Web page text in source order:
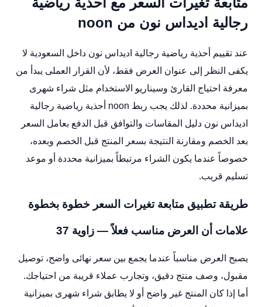
رجالية اديداس نون من noon
عند تقييم أحذية رياضية رجالية اديداس نون داخل السعودية لا
يكفى النظر إلى عنوان العرض فقط، لأن القرار العملى يبدأ من
معرفة احتياج القارئ وسيناريو الاستخدام مثل شراء شهرى
بميزانية محددة. لذلك يجب ربط noon أحذية رياضية رجالية
اديداس نون دليل المقاسات والتوافق قبل الدفع بعامل السعر
بعد الخصم ومقارنة النتيجة بسعر المنتج قبل الخصم وبعده،
خصوصاً عندما يكون الشراء مرتبطاً بميزانية محددة أو موعد
تسليم قريب.
طريقة تطبيق متابعة تغيرات السعر خطوة بخطوة
علامات أن العرض مناسب فعلاً — زاوية 37
يصبح العرض مناسباً عندما يجمع بين سعر نهائى واضح، توصيل
مقبول، وصف منتج دقيق، وتجارب عملاء قريبة من احتياجك.
أما إذا كان المنتج غير واضح أو لا يطابق شراء شهرى بميزانية